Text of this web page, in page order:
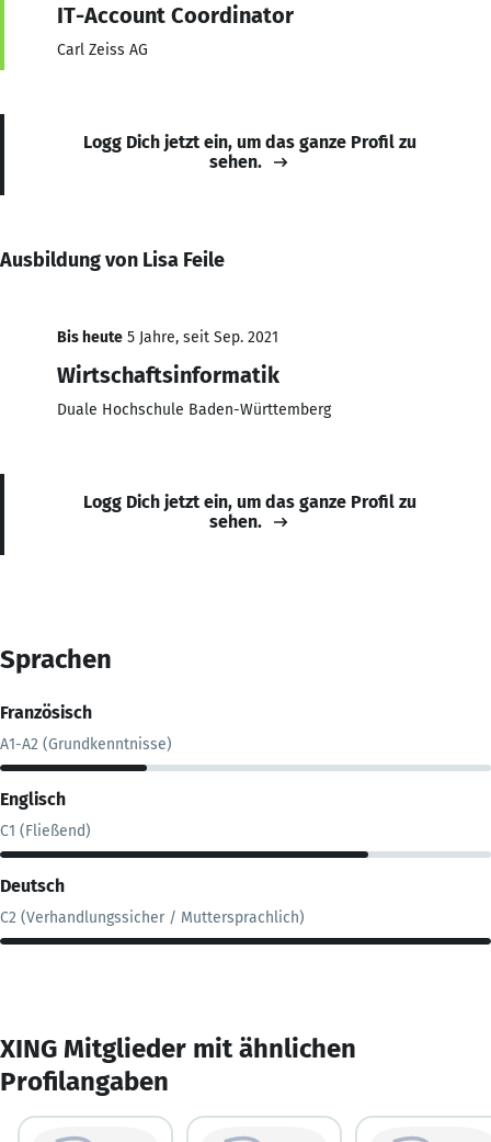
IT-Account Coordinator
Carl Zeiss AG
Logg Dich jetzt ein, um das ganze Profil zu
sehen.
Ausbildung von Lisa Feile
Bis heute 5 Jahre, seit Sep. 2021
Wirtschaftsinformatik
Duale Hochschule Baden-Württemberg
Logg Dich jetzt ein, um das ganze Profil zu
sehen.
Sprachen
Französisch
A1-A2 (Grundkenntnisse)
Englisch
C1 (Fließend)
Deutsch
C2 (Verhandlungssicher / Muttersprachlich)
XING Mitglieder mit ähnlichen
Profilangaben